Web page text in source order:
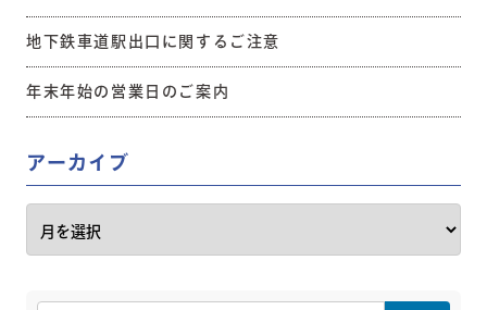
地下鉄車道駅出口に関するご注意
年末年始の営業日のご案内
アーカイブ